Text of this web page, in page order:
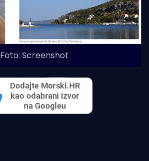
Foto: Screenshot